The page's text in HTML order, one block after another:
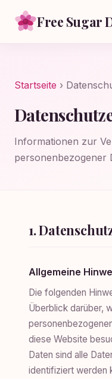
Free Sugar
Startseite ›
Informationen zur
personenbezogener
1.
Allgemeine
Die folgenden
Überblick darüber,
diese Website
Daten sind alle
identifiziert werden